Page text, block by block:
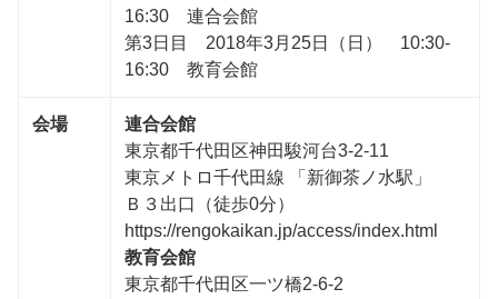
16:30 連合会館
第3日目 2018年3月25日（日） 10:30-
16:30 教育会館
会場
連合会館
東京都千代田区神田駿河台3-2-11
東京メトロ千代田線 「新御茶ノ水駅」
Ｂ３出口（徒歩0分）
https://rengokaikan.jp/access/index.html
教育会館
東京都千代田区一ツ橋2‐6‐2